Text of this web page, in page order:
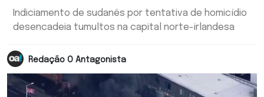
Indiciamento de sudanês por tentativa de homicídio
desencadeia tumultos na capital norte-irlandesa
Redação O Antagonista